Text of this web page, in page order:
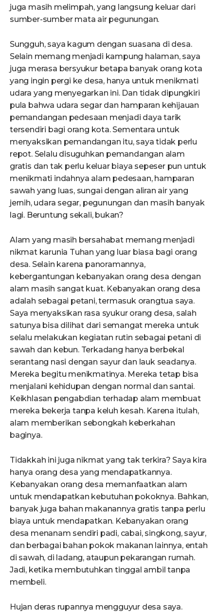
juga masih melimpah, yang langsung keluar dari
sumber-sumber mata air pegunungan.
Sungguh, saya kagum dengan suasana di desa.
Selain memang menjadi kampung halaman, saya
juga merasa bersyukur betapa banyak orang kota
yang ingin pergi ke desa, hanya untuk menikmati
udara yang menyegarkan ini. Dan tidak dipungkiri
pula bahwa udara segar dan hamparan kehijauan
pemandangan pedesaan menjadi daya tarik
tersendiri bagi orang kota. Sementara untuk
menyaksikan pemandangan itu, saya tidak perlu
repot. Selalu disuguhkan pemandangan alam
gratis dan tak perlu keluar biaya sepeser pun untuk
menikmati indahnya alam pedesaan, hamparan
sawah yang luas, sungai dengan aliran air yang
jernih, udara segar, pegunungan dan masih banyak
lagi. Beruntung sekali, bukan?
Alam yang masih bersahabat memang menjadi
nikmat karunia Tuhan yang luar biasa bagi orang
desa. Selain karena panoramannya,
kebergantungan kebanyakan orang desa dengan
alam masih sangat kuat. Kebanyakan orang desa
adalah sebagai petani, termasuk orangtua saya.
Saya menyaksikan rasa syukur orang desa, salah
satunya bisa dilihat dari semangat mereka untuk
selalu melakukan kegiatan rutin sebagai petani di
sawah dan kebun. Terkadang hanya berbekal
serantang nasi dengan sayur dan lauk seadanya.
Mereka begitu menikmatinya. Mereka tetap bisa
menjalani kehidupan dengan normal dan santai.
Keikhlasan pengabdian terhadap alam membuat
mereka bekerja tanpa keluh kesah. Karena itulah,
alam memberikan sebongkah keberkahan
baginya.
Tidakkah ini juga nikmat yang tak terkira? Saya kira
hanya orang desa yang mendapatkannya.
Kebanyakan orang desa memanfaatkan alam
untuk mendapatkan kebutuhan pokoknya. Bahkan,
banyak juga bahan makanannya gratis tanpa perlu
biaya untuk mendapatkan. Kebanyakan orang
desa menanam sendiri padi, cabai, singkong, sayur,
dan berbagai bahan pokok makanan lainnya, entah
di sawah, di ladang, ataupun pekarangan rumah.
Jadi, ketika membutuhkan tinggal ambil tanpa
membeli.
Hujan deras rupannya mengguyur desa saya.